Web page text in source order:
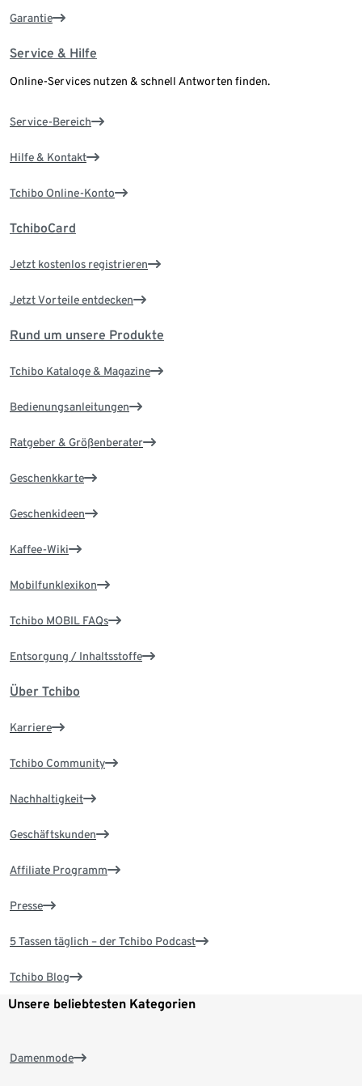
Garantie
Service & Hilfe
Online-Services nutzen & schnell Antworten finden.
Service-Bereich
Hilfe & Kontakt
Tchibo Online-Konto
TchiboCard
Jetzt kostenlos registrieren
Jetzt Vorteile entdecken
Rund um unsere Produkte
Tchibo Kataloge & Magazine
Bedienungsanleitungen
Ratgeber & Größenberater
Geschenkkarte
Geschenkideen
Kaffee-Wiki
Mobilfunklexikon
Tchibo MOBIL FAQs
Entsorgung / Inhaltsstoffe
Über Tchibo
Karriere
Tchibo Community
Nachhaltigkeit
Geschäftskunden
Affiliate Programm
Presse
5 Tassen täglich – der Tchibo Podcast
Tchibo Blog
Unsere beliebtesten Kategorien
Damenmode